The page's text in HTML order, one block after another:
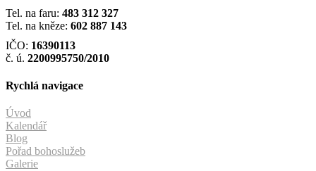
Tel. na faru: 483 312 327
Tel. na kněze: 602 887 143
IČO: 16390113
č. ú. 2200995750/2010
Rychlá navigace
Úvod
Kalendář
Blog
Pořad bohoslužeb
Galerie